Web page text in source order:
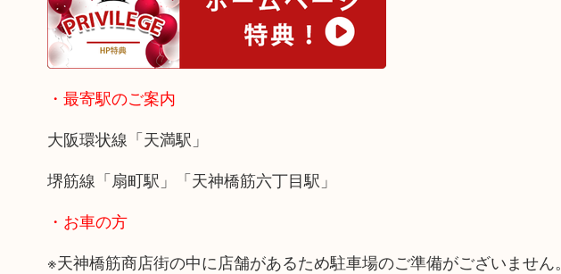
・最寄駅のご案内
大阪環状線「天満駅」
堺筋線「扇町駅」「天神橋筋六丁目駅」
・お車の方
※天神橋筋商店街の中に店舗があるため駐車場のご準備がございません。